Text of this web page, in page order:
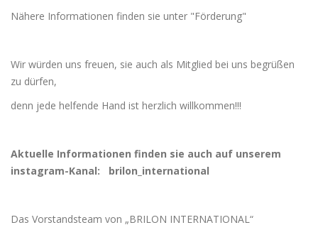
Nähere Informationen finden sie unter "Förderung"
Wir würden uns freuen, sie auch als Mitglied bei uns begrüßen
zu dürfen,
denn jede helfende Hand ist herzlich willkommen!!!
Aktuelle Informationen finden sie auch auf unserem
instagram-Kanal: brilon_international
Das Vorstandsteam von „BRILON INTERNATIONAL“